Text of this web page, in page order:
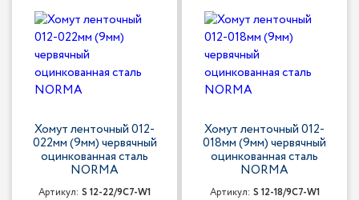
Хомут ленточный 012-
022мм (9мм) червячный
оцинкованная сталь
NORMA
Артикул: S 12-22/9С7-W1
Хомут ленточный 012-
018мм (9мм) червячный
оцинкованная сталь
NORMA
Артикул: S 12-18/9С7-W1